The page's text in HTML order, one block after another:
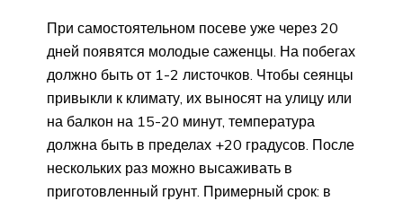
При самостоятельном посеве уже через 20
дней появятся молодые саженцы. На побегах
должно быть от 1-2 листочков. Чтобы сеянцы
привыкли к климату, их выносят на улицу или
на балкон на 15-20 минут, температура
должна быть в пределах +20 градусов. После
нескольких раз можно высаживать в
приготовленный грунт. Примерный срок: в